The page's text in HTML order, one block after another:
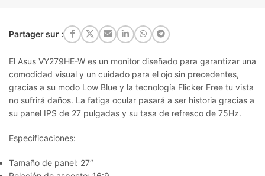
Partager sur :
El Asus VY279HE-W es un monitor diseñado para garantizar una
comodidad visual y un cuidado para el ojo sin precedentes,
gracias a su modo Low Blue y la tecnología Flicker Free tu vista
no sufrirá daños. La fatiga ocular pasará a ser historia gracias a
su panel IPS de 27 pulgadas y su tasa de refresco de 75Hz.
Especificaciones:
Tamaño de panel: 27″